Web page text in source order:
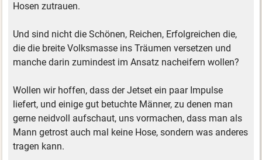
Hosen zutrauen.
Und sind nicht die Schönen, Reichen, Erfolgreichen die,
die die breite Volksmasse ins Träumen versetzen und
manche darin zumindest im Ansatz nacheifern wollen?
Wollen wir hoffen, dass der Jetset ein paar Impulse
liefert, und einige gut betuchte Männer, zu denen man
gerne neidvoll aufschaut, uns vormachen, dass man als
Mann getrost auch mal keine Hose, sondern was anderes
tragen kann.